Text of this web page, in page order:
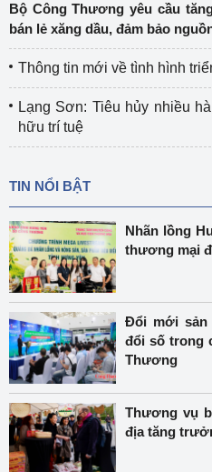
Bộ Công Thương yêu cầu
bán lẻ xăng dầu, đảm bảo
Thông tin mới về tình hình
Lạng Sơn: Tiêu hủy nhiều
hữu trí tuệ
TIN NỔI BẬT
Nhãn lồng
thương mại
Đổi mới sản
đổi số trong
Thương
Thương vụ
địa tăng